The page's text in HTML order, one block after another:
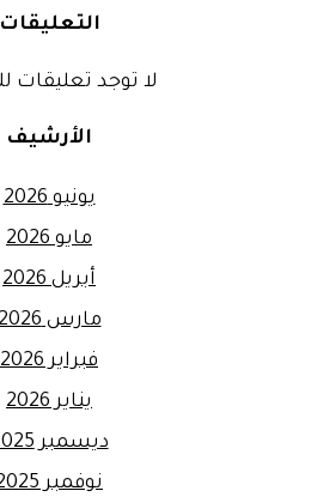
التعليقات
لا توجد تعليقات
الأرشيف
يونيو 2026
مايو 2026
أبريل 2026
مارس 2026
فبراير 2026
يناير 2026
ديسمبر 2025
نوفمبر 2025